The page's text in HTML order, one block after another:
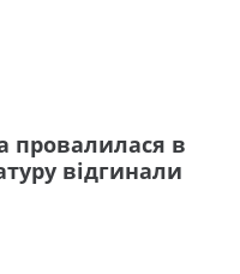
провалилася в
відгинали